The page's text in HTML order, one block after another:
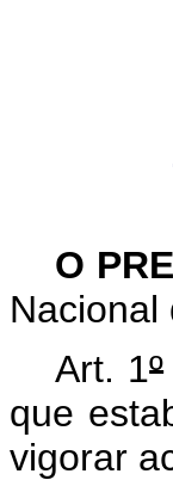
O
Nacional
Art. 1º
que
vigorar